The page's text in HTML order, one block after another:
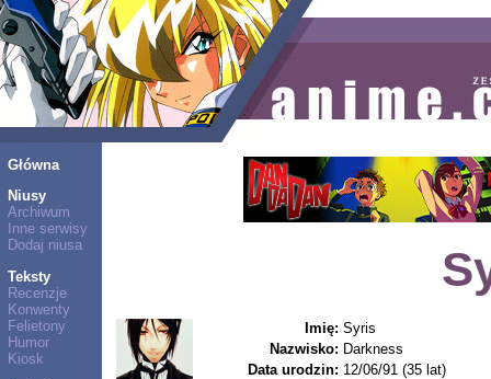
Główna
Niusy
Archiwum
Inne serwisy
Dodaj niusa
Teksty
Recenzje
Konwenty
Felietony
Humor
Kiosk
Imię: Syris
Nazwisko: Darkness
Data urodzin: 12/06/91 (35 lat)